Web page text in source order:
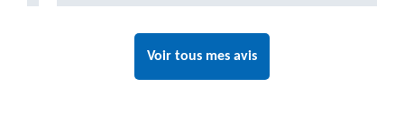
Voir tous mes avis